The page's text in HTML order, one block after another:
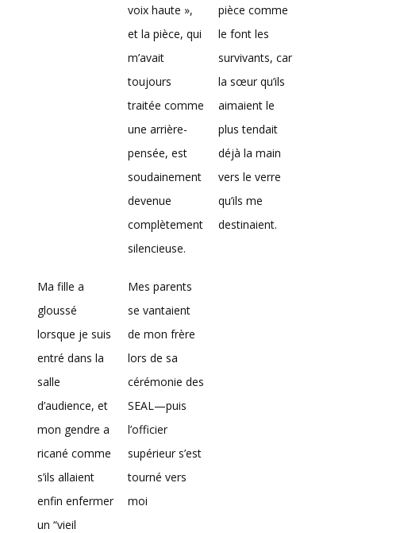
voix haute »,
et la pièce, qui
m’avait
toujours
traitée comme
une arrière-
pensée, est
soudainement
devenue
complètement
silencieuse.
pièce comme
le font les
survivants, car
la sœur qu’ils
aimaient le
plus tendait
déjà la main
vers le verre
qu’ils me
destinaient.
Ma fille a
gloussé
lorsque je suis
entré dans la
salle
d’audience, et
mon gendre a
ricané comme
s’ils allaient
enfin enfermer
un “vieil
Mes parents
se vantaient
de mon frère
lors de sa
cérémonie des
SEAL—puis
l’officier
supérieur s’est
tourné vers
moi